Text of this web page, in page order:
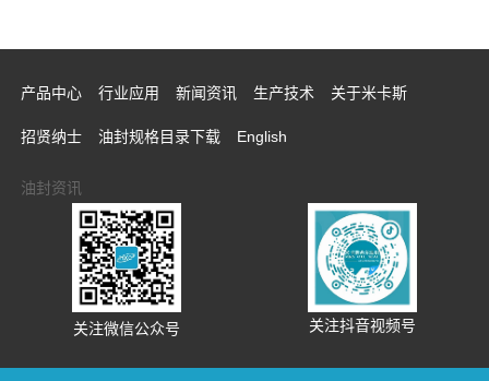
产品中心 行业应用 新闻资讯 生产技术 关于米卡斯
招贤纳士 油封规格目录下载 English
油封资讯
关注微信公众号 关注抖音视频号